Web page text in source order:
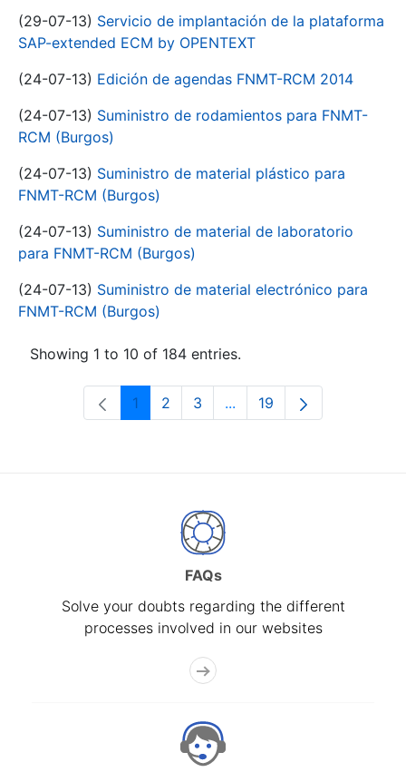
(29-07-13) Servicio de implantación de la plataforma
SAP-extended ECM by OPENTEXT
(24-07-13) Edición de agendas FNMT-RCM 2014
(24-07-13) Suministro de rodamientos para FNMT-
RCM (Burgos)
(24-07-13) Suministro de material plástico para
FNMT-RCM (Burgos)
(24-07-13) Suministro de material de laboratorio
para FNMT-RCM (Burgos)
(24-07-13) Suministro de material electrónico para
FNMT-RCM (Burgos)
Showing 1 to 10 of 184 entries.
Page
1 Page
2 Page
3 ...Intermediate Pages Use
Page
19
FAQs
Solve your doubts regarding the different
processes involved in our websites